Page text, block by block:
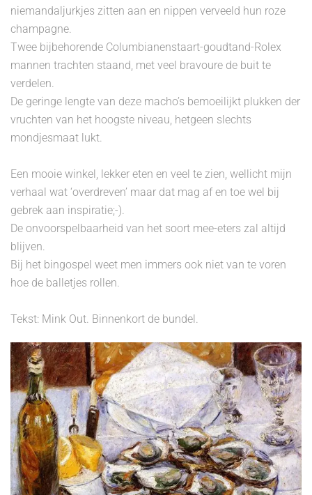
niemandaljurkjes zitten aan en nippen verveeld hun roze
champagne.
Twee bijbehorende Columbianenstaart-goudtand-Rolex
mannen trachten staand, met veel bravoure de buit te
verdelen.
De geringe lengte van deze macho’s bemoeilijkt plukken der
vruchten van het hoogste niveau, hetgeen slechts
mondjesmaat lukt.
Een mooie winkel, lekker eten en veel te zien, wellicht mijn
verhaal wat ‘overdreven’ maar dat mag af en toe wel bij
gebrek aan inspiratie;-).
De onvoorspelbaarheid van het soort mee-eters zal altijd
blijven.
Bij het bingospel weet men immers ook niet van te voren
hoe de balletjes rollen.
Tekst: Mink Out. Binnenkort de bundel.